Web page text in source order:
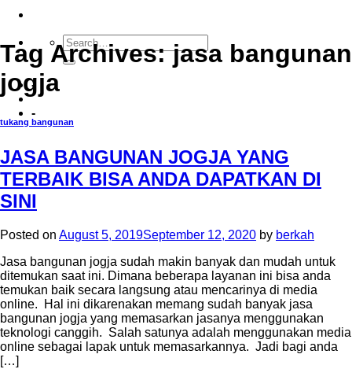
-
-
Tag Archives:jasa bangunan
jogja
tukang bangunan
JASA BANGUNAN JOGJA YANG
TERBAIK BISA ANDA DAPATKAN DI
SINI
Posted on August 5, 2019September 12, 2020 by berkah
Jasa bangunan jogja sudah makin banyak dan mudah untuk
ditemukan saat ini. Dimana beberapa layanan ini bisa anda
temukan baik secara langsung atau mencarinya di media
online. Hal ini dikarenakan memang sudah banyak jasa
bangunan jogja yang memasarkan jasanya menggunakan
teknologi canggih. Salah satunya adalah menggunakan media
online sebagai lapak untuk memasarkannya. Jadi bagi anda
[…]